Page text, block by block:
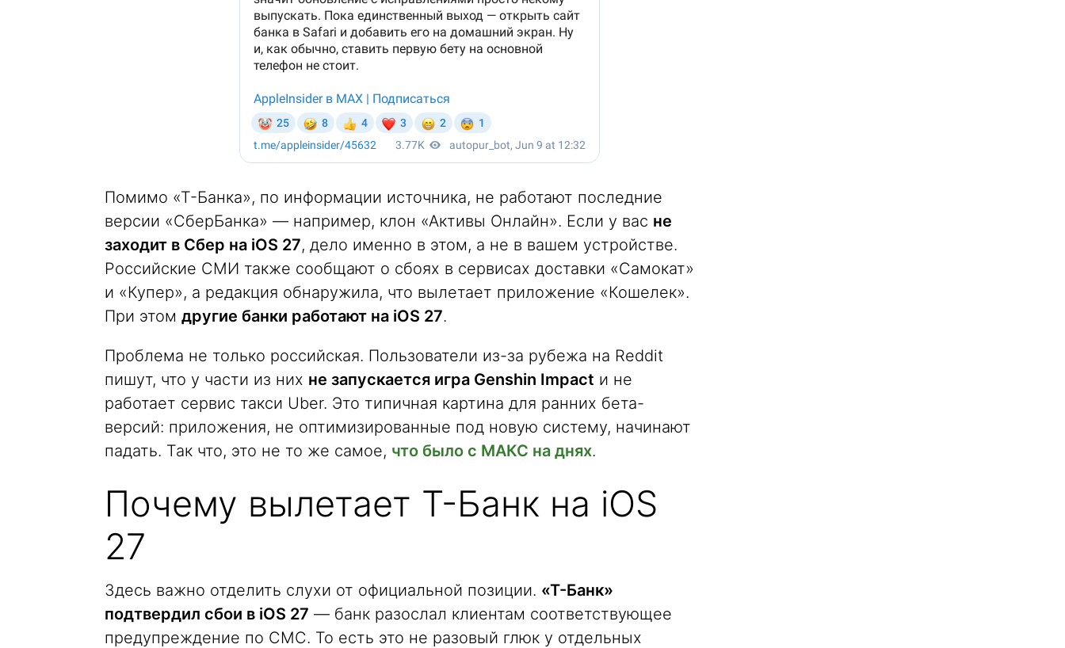
Помимо «Т-Банка», по информации источника, не работают последние
версии «СберБанка» — например, клон «Активы Онлайн». Если у вас не
заходит в Сбер на iOS 27, дело именно в этом, а не в вашем устройстве.
Российские СМИ также сообщают о сбоях в сервисах доставки «Самокат»
и «Купер», а редакция обнаружила, что вылетает приложение «Кошелек».
При этом другие банки работают на iOS 27.
Проблема не только российская. Пользователи из-за рубежа на Reddit
пишут, что у части из них не запускается игра Genshin Impact и не
работает сервис такси Uber. Это типичная картина для ранних бета-
версий: приложения, не оптимизированные под новую систему, начинают
падать. Так что, это не то же самое, что было с МАКС на днях.
Почему вылетает Т-Банк на iOS
27
Здесь важно отделить слухи от официальной позиции. «Т-Банк»
подтвердил сбои в iOS 27 — банк разослал клиентам соответствующее
предупреждение по СМС. То есть это не разовый глюк у отдельных